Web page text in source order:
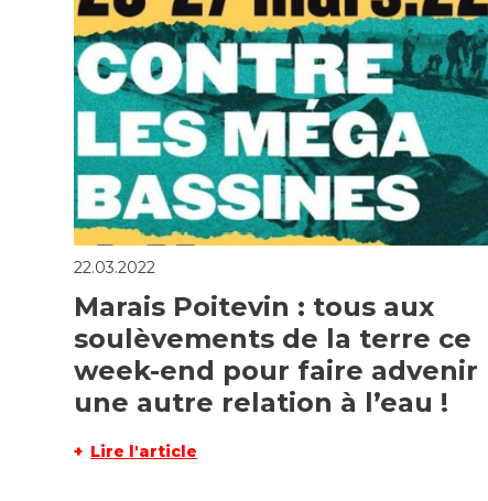
22.03.2022
Marais Poitevin : tous aux
soulèvements de la terre ce
week-end pour faire advenir
une autre relation à l’eau !
Lire l'article